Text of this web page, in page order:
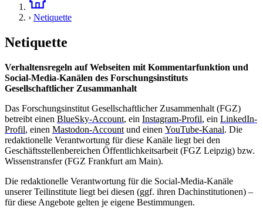
› Netiquette
Netiquette
Verhaltensregeln auf Webseiten mit Kommentarfunktion und
Social-Media-Kanälen des Forschungsinstituts
Gesellschaftlicher Zusammanhalt
Das Forschungsinstitut Gesellschaftlicher Zusammenhalt (FGZ)
betreibt einen BlueSky-Account, ein Instagram-Profil, ein LinkedIn-
Profil, einen Mastodon-Account und einen YouTube-Kanal. Die
redaktionelle Verantwortung für diese Kanäle liegt bei den
Geschäftsstellenbereichen Öffentlichkeitsarbeit (FGZ Leipzig) bzw.
Wissenstransfer (FGZ Frankfurt am Main).
Die redaktionelle Verantwortung für die Social-Media-Kanäle
unserer Teilinstitute liegt bei diesen (ggf. ihren Dachinstitutionen) –
für diese Angebote gelten je eigene Bestimmungen.